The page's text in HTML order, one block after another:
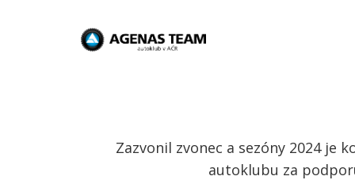
Zazvonil zvonec a sezóny 2024 je
autoklubu za